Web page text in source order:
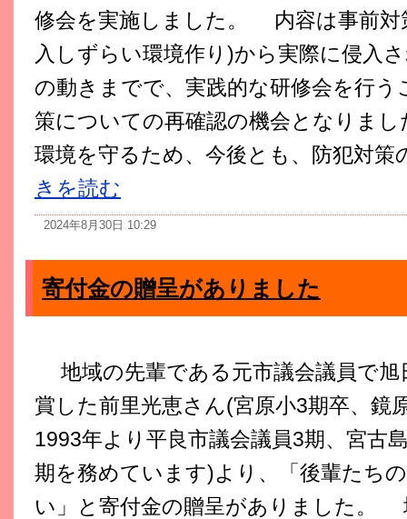
修会を実施しました。 内容は事前対
入しずらい環境作り)から実際に侵入
の動きまでで、実践的な研修会を行
策についての再確認の機会となりま
環境を守るため、今後とも、防犯対策
きを読む
2024年8月30日 10:29
寄付金の贈呈がありました
地域の先輩である元市議会議員で旭
賞した前里光恵さん(宮原小3期卒、鏡
1993年より平良市議会議員3期、宮古
期を務めています)より、「後輩たち
い」と寄付金の贈呈がありました。